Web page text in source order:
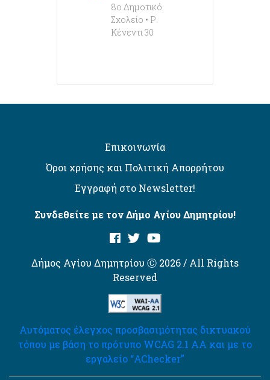
8ο Δημοτικό
Σχολείο • Ρ.
Κένεντι 30
Επικοινωνία
Όροι χρήσης και Πολιτική Απορρήτου
Εγγραφή στο Newsletter!
Συνδεθείτε με τον Δήμο Αγίου Δημητρίου!
Δήμος Αγίου Δημητρίου Ⓒ 2026 / All Rights
Reserved
Αυτόματος έλεγχος προσβασιμότητας δικτυακού
τόπου με βάση το πρότυπο WCAG 2.1 AA και με το
εργαλείο “AChecker”